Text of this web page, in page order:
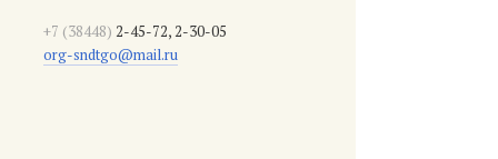
+7 (38448) 2-45-72, 2-30-05
org-sndtgo@mail.ru